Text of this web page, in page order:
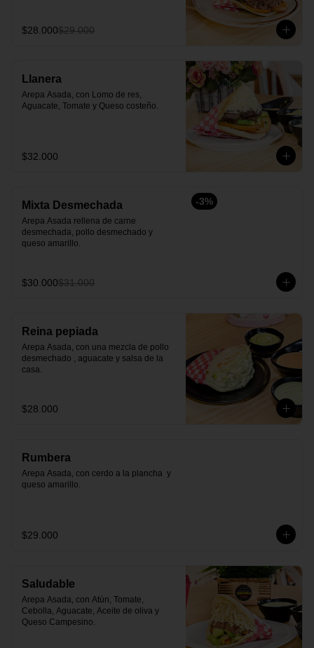
$28.000$29.000
Llanera
Arepa Asada, con Lomo de res,
Aguacate, Tomate y Queso costeño.
$32.000
-3%
Mixta Desmechada
Arepa Asada rellena de carne
desmechada, pollo desmechado y
queso amarillo.
$30.000$31.000
Reina pepiada
Arepa Asada, con una mezcla de pollo
desmechado , aguacate y salsa de la
casa.
$28.000
Rumbera
Arepa Asada, con cerdo a la plancha  y
queso amarillo.
$29.000
Saludable
Arepa Asada, con Atùn, Tomate,
Cebolla, Aguacate, Aceite de oliva y
Queso Campesino.